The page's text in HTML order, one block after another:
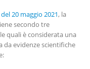
20 maggio 2021, la
secondo tre
quali è considerata una
da evidenze scientifiche